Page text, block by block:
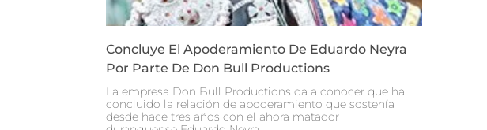
Concluye El Apoderamiento De Eduardo Neyra
Por Parte De Don Bull Productions
La empresa Don Bull Productions da a conocer que ha
concluido la relación de apoderamiento que sostenía
desde hace tres años con el ahora matador